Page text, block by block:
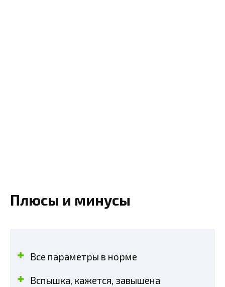
Плюсы и минусы
Все параметры в норме
Вспышка, кажется, завышена